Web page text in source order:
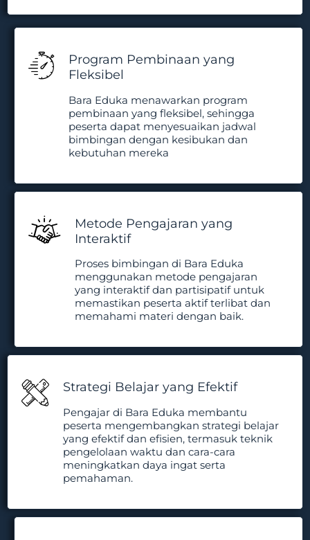
Program Pembinaan yang
Fleksibel
Bara Eduka menawarkan program
pembinaan yang fleksibel, sehingga
peserta dapat menyesuaikan jadwal
bimbingan dengan kesibukan dan
kebutuhan mereka
Metode Pengajaran yang
Interaktif
Proses bimbingan di Bara Eduka
menggunakan metode pengajaran
yang interaktif dan partisipatif untuk
memastikan peserta aktif terlibat dan
memahami materi dengan baik.
Strategi Belajar yang Efektif
Pengajar di Bara Eduka membantu
peserta mengembangkan strategi belajar
yang efektif dan efisien, termasuk teknik
pengelolaan waktu dan cara-cara
meningkatkan daya ingat serta
pemahaman.